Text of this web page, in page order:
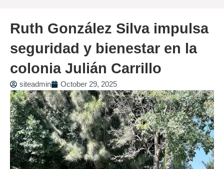
Ruth González Silva impulsa
seguridad y bienestar en la
colonia Julián Carrillo
siteadmin October 29, 2025